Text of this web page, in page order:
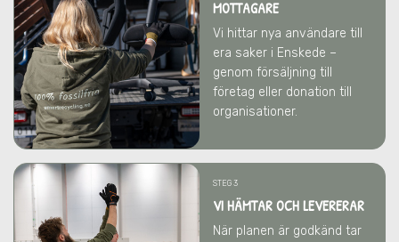
MOTTAGARE
Vi hittar nya användare till
era saker i Enskede –
genom försäljning till
företag eller donation till
organisationer.
STEG 3
VI HÄMTAR OCH LEVERERAR
När planen är godkänd tar